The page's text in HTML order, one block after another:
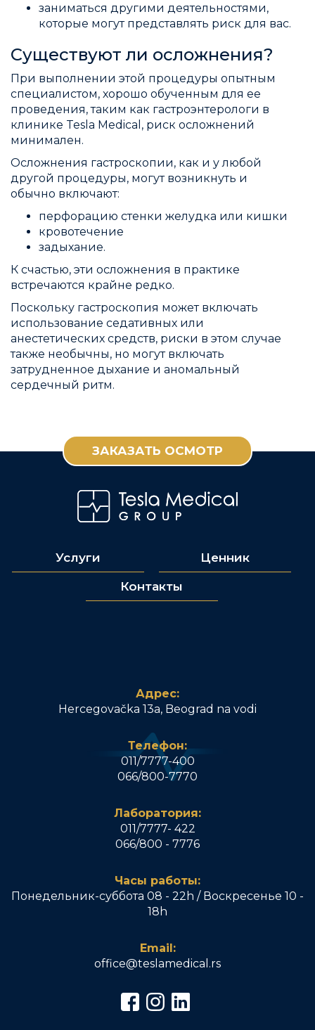
заниматься другими деятельностями,
которые могут представлять риск для вас.
Существуют ли осложнения?
При выполнении этой процедуры опытным
специалистом, хорошо обученным для ее
проведения, таким как гастроэнтерологи в
клинике Tesla Medical, риск осложнений
минимален.
Осложнения гастроскопии, как и у любой
другой процедуры, могут возникнуть и
обычно включают:
перфорацию стенки желудка или кишки
кровотечение
задыхание.
К счастью, эти осложнения в практике
встречаются крайне редко.
Поскольку гастроскопия может включать
использование седативных или
анестетических средств, риски в этом случае
также необычны, но могут включать
затрудненное дыхание и аномальный
сердечный ритм.
ЗАКАЗАТЬ ОСМОТР
Услуги Ценник
Контакты
Адрес:
Hercegovačka 13a, Beograd na vodi
Телефон:
011/7777-400
066/800-7770
Лаборатория:
011/7777- 422
066/800 - 7776
Часы работы:
Понедельник-суббота 08 - 22h / Воскресенье 10 -
18h
Email:
office@teslamedical.rs